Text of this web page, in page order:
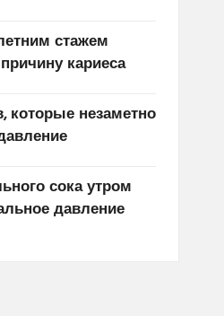
стажем
кариеса
которые незаметно
сока утром
давление